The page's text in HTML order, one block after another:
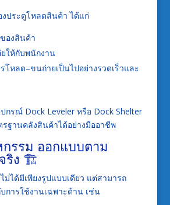
ประตูโหลดสินค้า ได้แก่
องสินค้า
ให้กับพนักงาน
โหลด–ขนถ่ายเป็นไปอย่างรวดเร็วและ
กรณ์ Dock Leveler หรือ Dock Shelter
ฐานคลังสินค้าได้อย่างมืออาชีพ
รรม ออกแบบตาม
ริง 🏗️
ม่ได้มีเพียงรูปแบบเดียว แต่สามารถ
การใช้งานเฉพาะด้าน เช่น